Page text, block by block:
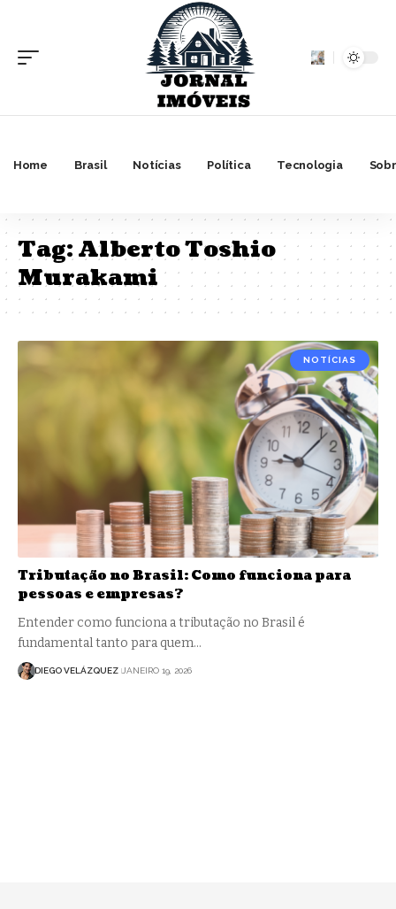
Home Brasil Notícias Política Tecnologia
Tag:Alberto Toshio
Murakami
NOTÍCIAS
Tributação no Brasil: Como funciona para
pessoas e empresas?
Entender como funciona a tributação no Brasil é
fundamental tanto para quem…
DIEGO VELÁZQUEZ JANEIRO 19, 2026